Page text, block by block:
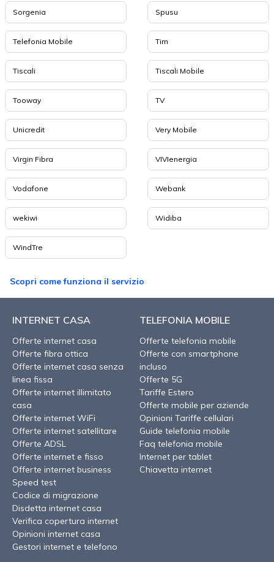
Sorgenia Spusu
Telefonia Mobile Tim
Tiscali Tiscali Mobile
Tooway TV
Unicredit Very Mobile
Virgin Fibra VIVIenergia
Vodafone Webank
wekiwi Widiba
WindTre
Scopri come funziona il servizio
INTERNET CASA
Offerte internet casa
Offerte fibra ottica
Offerte internet casa senza
linea fissa
Offerte internet illimitato
casa
Offerte internet WiFi
Offerte internet satellitare
Offerte ADSL
Offerte internet e fisso
Offerte internet business
Speed test
Codice di migrazione
Disdetta internet casa
Verifica copertura internet
Opinioni internet casa
Gestori internet e telefono
TELEFONIA MOBILE
Offerte telefonia mobile
Offerte con smartphone
incluso
Offerte 5G
Tariffe Estero
Offerte mobile per aziende
Opinioni Tariffe cellulari
Guide telefonia mobile
Faq telefonia mobile
Internet per tablet
Chiavetta internet